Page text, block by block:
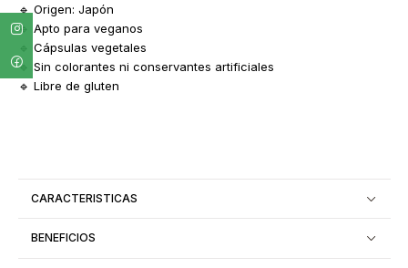
🔹 Origen: Japón
🔹 Apto para veganos
🔹 Cápsulas vegetales
🔹 Sin colorantes ni conservantes artificiales
🔹 Libre de gluten
CARACTERISTICAS
BENEFICIOS